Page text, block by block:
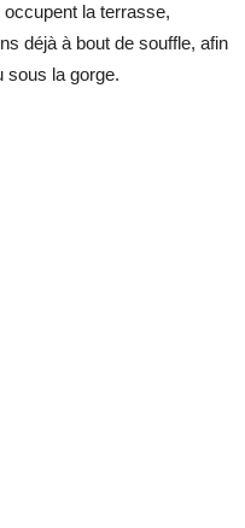
la terrasse,
déjà à bout de souffle, afin
sous la gorge.